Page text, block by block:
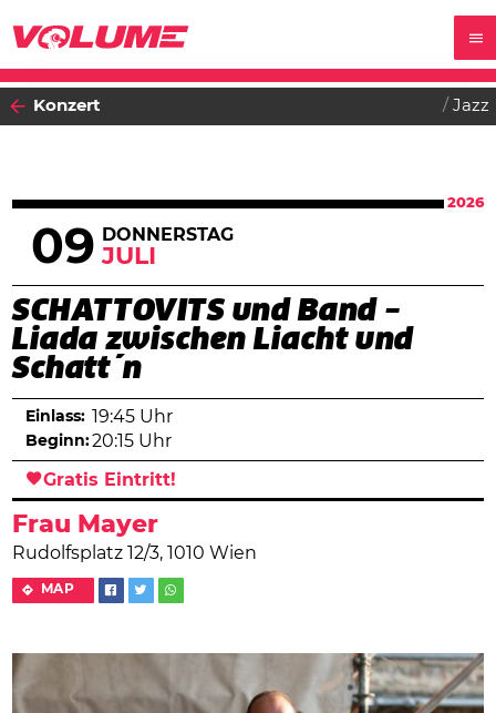
Konzert Jazz
2026
09 DONNERSTAG
JULI
SCHATTOVITS und Band –
Liada zwischen Liacht und
Schatt´n
Frau Mayer
Rudolfsplatz 12/3, 1010 Wien
MAP
Einlass: 19:45 Uhr
Beginn:20:15 Uhr
Gratis Eintritt!